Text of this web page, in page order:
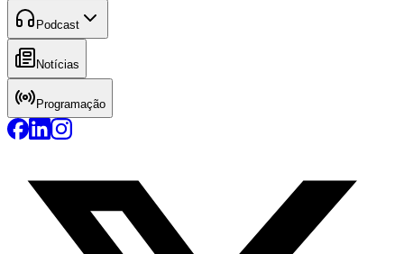
Podcast
Notícias
Programação